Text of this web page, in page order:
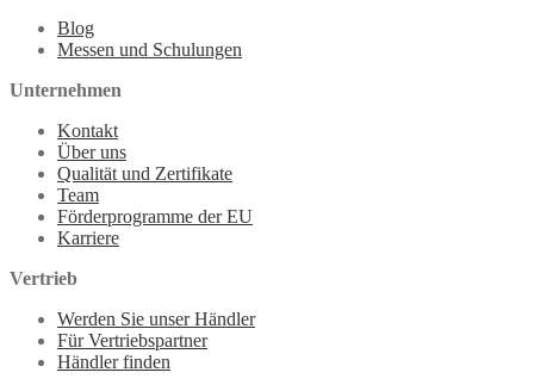
Blog
Messen und Schulungen
Unternehmen
Kontakt
Über uns
Qualität und Zertifikate
Team
Förderprogramme der EU
Karriere
Vertrieb
Werden Sie unser Händler
Für Vertriebspartner
Händler finden